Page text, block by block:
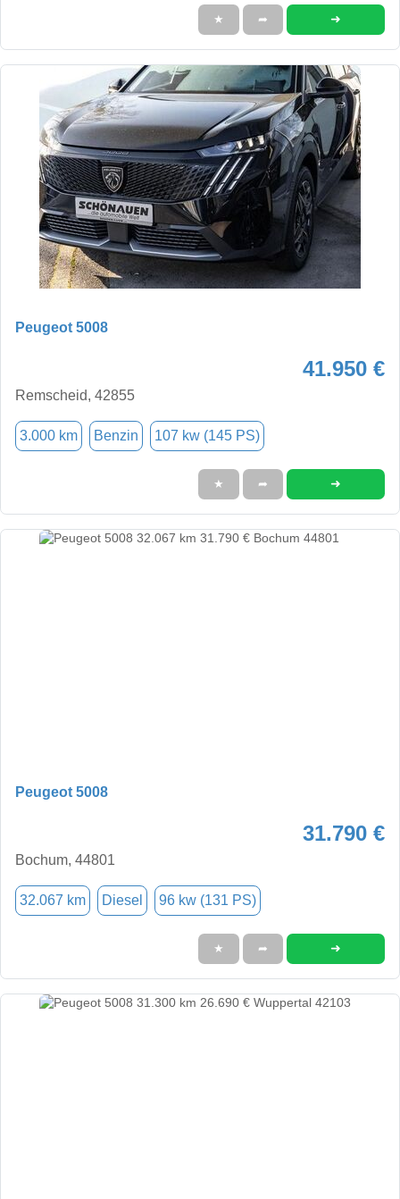
★ ➦ ➜
Peugeot 5008
41.950 €
Remscheid, 42855
3.000 km Benzin 107 kw (145 PS)
★ ➦ ➜
Peugeot 5008
31.790 €
Bochum, 44801
32.067 km Diesel 96 kw (131 PS)
★ ➦ ➜